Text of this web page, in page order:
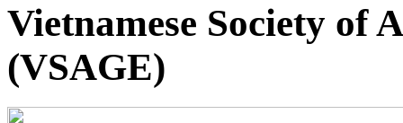
Vietnamese Society of
(VSAGE)